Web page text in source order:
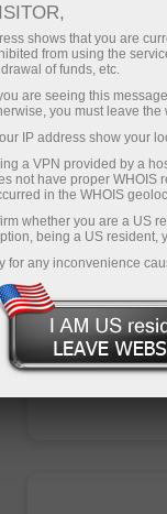
इस पृष्ठ पर,
संबंधों को
दृढ़ता से
के साथ उन
अधिकार के
shows that you are
from using the
of funds, etc.
are seeing this
you must leave
IP address show your
a VPN provided by a
not have proper WHOIS
in the WHOIS
whether you are a US
being a US resident,
for any inconvenience